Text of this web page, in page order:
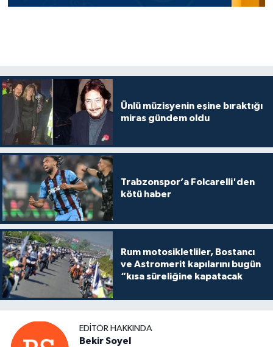
Ünlü müzisyenin eşine bıraktığı
miras gündem oldu
Trabzonspor’a Folcarelli'den
kötü haber
Rum motosikletliler, Bostancı
ve Astromerit kapılarını bugün
“kısa süreliğine kapatacak
EDITÖR HAKKINDA
Bekir Soyel